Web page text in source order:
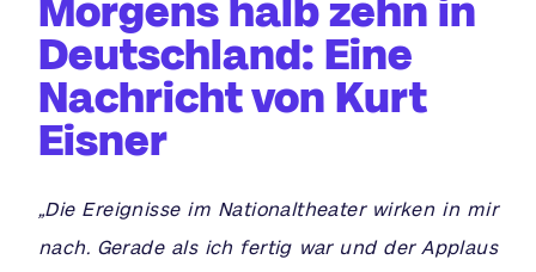
Morgens halb zehn in
Deutschland: Eine
Nachricht von Kurt
Eisner
„Die Ereignisse im Nationaltheater wirken in mir
nach. Gerade als ich fertig war und der Applaus